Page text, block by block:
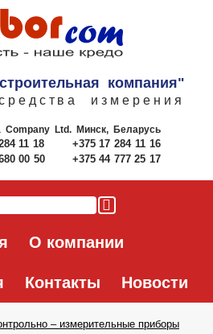
компания"
измерения
Company Ltd.Минск, Беларусь
11 18
+375 17 284 11 16
00 50 +375 44 777 25 17
О компании
Контакты Новости
– измерительные приборы